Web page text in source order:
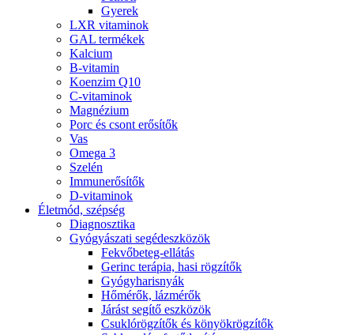
Gyerek
LXR vitaminok
GAL termékek
Kalcium
B-vitamin
Koenzim Q10
C-vitaminok
Magnézium
Porc és csont erősítők
Vas
Omega 3
Szelén
Immunerősítők
D-vitaminok
Életmód, szépség
Diagnosztika
Gyógyászati segédeszközök
Fekvőbeteg-ellátás
Gerinc terápia, hasi rögzítők
Gyógyharisnyák
Hőmérők, lázmérők
Járást segítő eszközök
Csuklórögzítők és könyökrögzítők